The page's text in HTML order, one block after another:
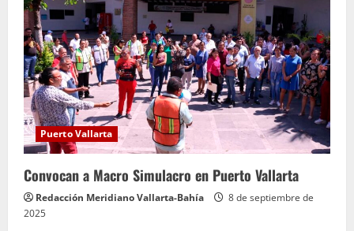
Puerto Vallarta
Convocan a Macro Simulacro en Puerto Vallarta
Redacción Meridiano Vallarta-Bahía
8 de septiembre de
2025